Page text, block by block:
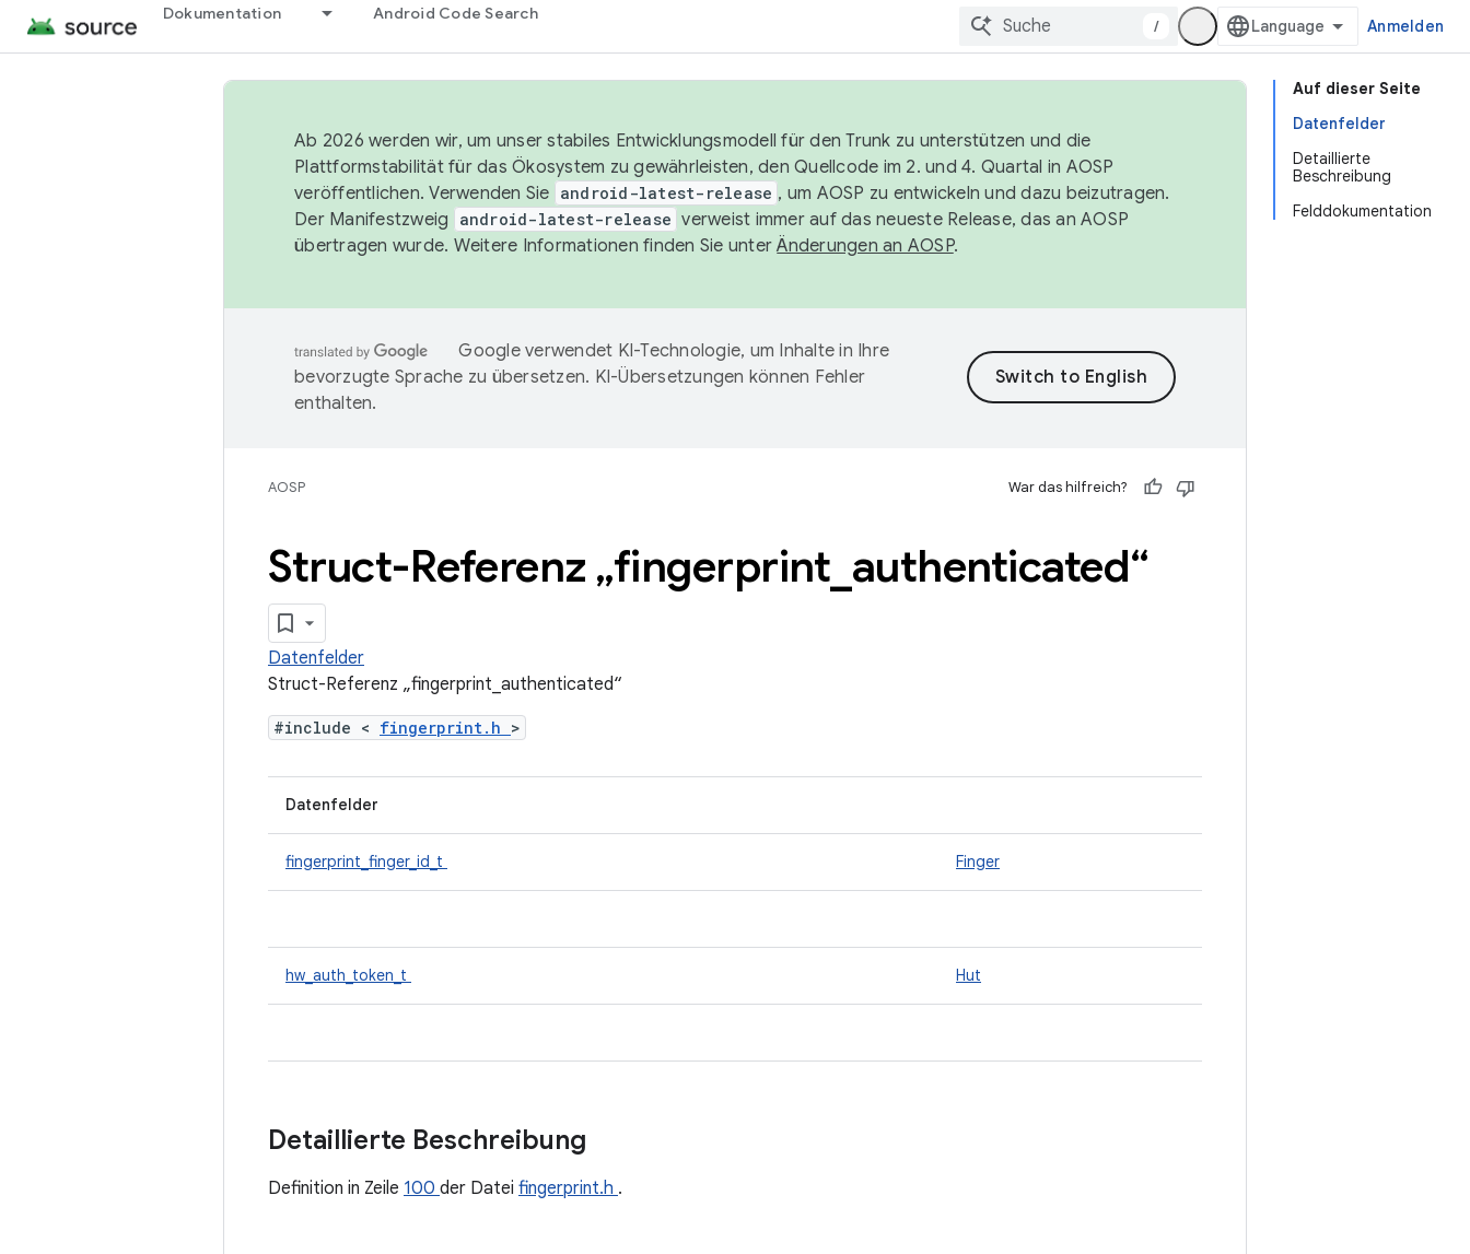
Dokumentation Android Code Search
/ Anmelden
Auf dieser Seite
Datenfelder
Detaillierte
Beschreibung
Felddokumentation
Ab 2026 werden wir, um unser stabiles Entwicklungsmodell für den Trunk zu unterstützen und die
Plattformstabilität für das Ökosystem zu gewährleisten, den Quellcode im 2. und 4. Quartal in AOSP
veröffentlichen. Verwenden Sie android-latest-release , um AOSP zu entwickeln und dazu beizutragen.
Der Manifestzweig
android-latest-release verweist immer auf das neueste Release, das an AOSP
übertragen wurde. Weitere Informationen finden Sie unterÄnderungen an AOSP.
Google verwendet KI-Technologie, um Inhalte in Ihre
bevorzugte Sprache zu übersetzen. KI-Übersetzungen können Fehler
enthalten.
AOSP War das hilfreich?
Struct-Referenz „fingerprint authenticated“
Datenfelder
Struct-Referenz „fingerprint_authenticated“
#include < fingerprint.h >
Datenfelder
fingerprint_finger_id_t Finger
hw_auth_token_t Hut
Detaillierte Beschreibung
Definition in Zeile 100 der Datei fingerprint.h .